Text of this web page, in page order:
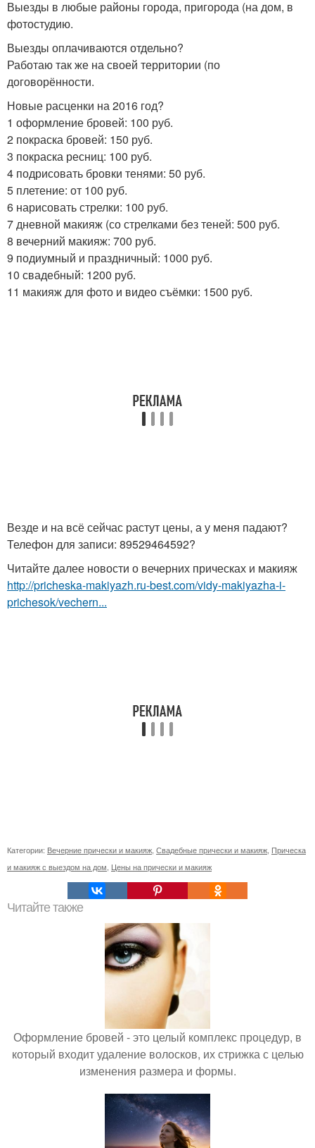
Выезды в любые районы города, пригорода (на дом, в
фотостудию.
Выезды оплачиваются отдельно?
Работаю так же на своей территории (по
договорённости.
Новые расценки на 2016 год?
1 оформление бровей: 100 руб.
2 покраска бровей: 150 руб.
3 покраска ресниц: 100 руб.
4 подрисовать бровки тенями: 50 руб.
5 плетение: от 100 руб.
6 нарисовать стрелки: 100 руб.
7 дневной макияж (со стрелками без теней: 500 руб.
8 вечерний макияж: 700 руб.
9 подиумный и праздничный: 1000 руб.
10 свадебный: 1200 руб.
11 макияж для фото и видео съёмки: 1500 руб.
Везде и на всё сейчас растут цены, а у меня падают?
Телефон для записи: 89529464592?
Читайте далее новости о вечерних прическах и макияж
http://pricheska-makiyazh.ru-best.com/vidy-makiyazha-i-
prichesok/vechern...
Категории: Вечерние прически и макияж Свадебные прически и макияж Прическа
и макияж с выездом на дом Цены на прически и макияж
Читайте также
Оформление бровей - это целый комплекс процедур, в
который входит удаление волосков, их стрижка с целью
изменения размера и формы.